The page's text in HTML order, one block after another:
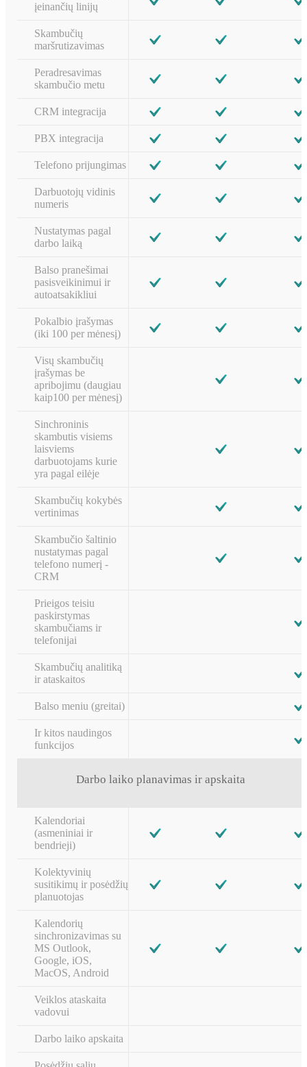
įeinančių linijų
Skambučių
maršrutizavimas
Peradresavimas
skambučio metu
CRM integracija
PBX integracija
Telefono prijungimas
Darbuotojų vidinis
numeris
Nustatymas pagal
darbo laiką
Balso pranešimai
pasisveikinimui ir
autoatsakikliui
Pokalbio įrašymas
(iki 100 per mėnesį)
Visų skambučių
įrašymas be
apribojimu (daugiau
kaip100 per mėnesį)
Sinchroninis
skambutis visiems
laisviems
darbuotojams kurie
yra pagal eilėje
Skambučių kokybės
vertinimas
Skambučio šaltinio
nustatymas pagal
telefono numerį -
CRM
Prieigos teisiu
paskirstymas
skambučiams ir
telefonijai
Skambučių analitiką
ir ataskaitos
Balso meniu (greitai)
Ir kitos naudingos
funkcijos
Darbo laiko planavimas ir apskaita
Kalendoriai
(asmeniniai ir
bendrieji)
Kolektyvinių
susitikimų ir posėdžių
planuotojas
Kalendorių
sinchronizavimas su
MS Outlook,
Google, iOS,
MacOS, Android
Veiklos ataskaita
vadovui
Darbo laiko apskaita